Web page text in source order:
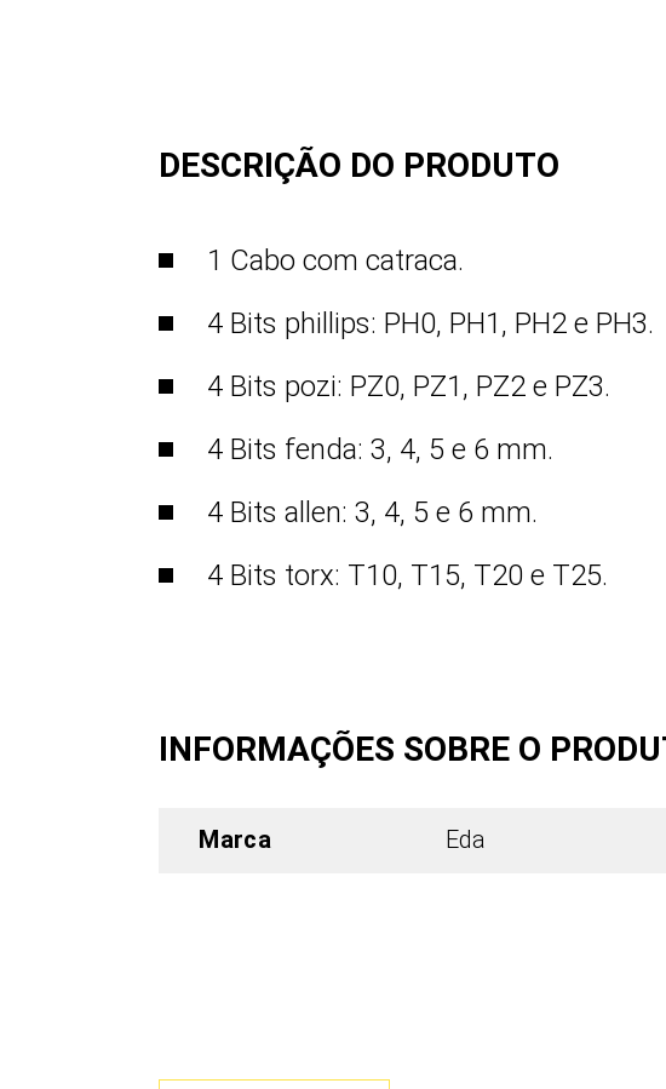
DESCRIÇÃO DO PRODUTO
1 Cabo com catraca.
4 Bits phillips: PH0, PH1, PH2 e PH3.
4 Bits pozi: PZ0, PZ1, PZ2 e PZ3.
4 Bits fenda: 3, 4, 5 e 6 mm.
4 Bits allen: 3, 4, 5 e 6 mm.
4 Bits torx: T10, T15, T20 e T25.
INFORMAÇÕES SOBRE O
Marca Eda